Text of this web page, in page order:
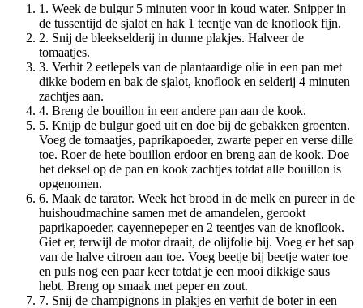
1. Week de bulgur 5 minuten voor in koud water. Snipper in
de tussentijd de sjalot en hak 1 teentje van de knoflook fijn.
2. Snij de bleekselderij in dunne plakjes. Halveer de
tomaatjes.
3. Verhit 2 eetlepels van de plantaardige olie in een pan met
dikke bodem en bak de sjalot, knoflook en selderij 4 minuten
zachtjes aan.
4. Breng de bouillon in een andere pan aan de kook.
5. Knijp de bulgur goed uit en doe bij de gebakken groenten.
Voeg de tomaatjes, paprikapoeder, zwarte peper en verse dille
toe. Roer de hete bouillon erdoor en breng aan de kook. Doe
het deksel op de pan en kook zachtjes totdat alle bouillon is
opgenomen.
6. Maak de tarator. Week het brood in de melk en pureer in de
huishoudmachine samen met de amandelen, gerookt
paprikapoeder, cayennepeper en 2 teentjes van de knoflook.
Giet er, terwijl de motor draait, de olijfolie bij. Voeg er het sap
van de halve citroen aan toe. Voeg beetje bij beetje water toe
en puls nog een paar keer totdat je een mooi dikkige saus
hebt. Breng op smaak met peper en zout.
7. Snij de champignons in plakjes en verhit de boter in een